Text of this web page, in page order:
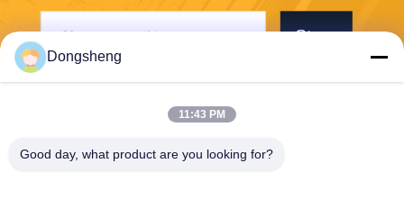
Stuur
Dongsheng
11:43 PM
Good day, what product are you looking for?